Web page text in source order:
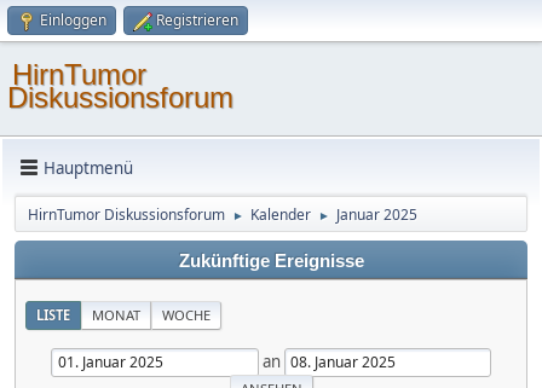
Einloggen Registrieren
HirnTumor
Diskussionsforum
Hauptmenü
HirnTumor Diskussionsforum ► Kalender ► Januar 2025
Zukünftige Ereignisse
LISTE MONAT WOCHE
an